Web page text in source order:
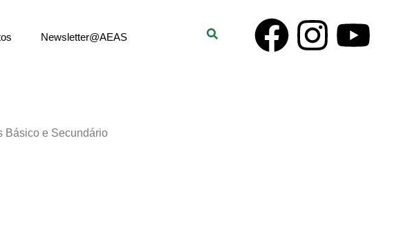
Newsletter@AEAS
Básico e Secundário